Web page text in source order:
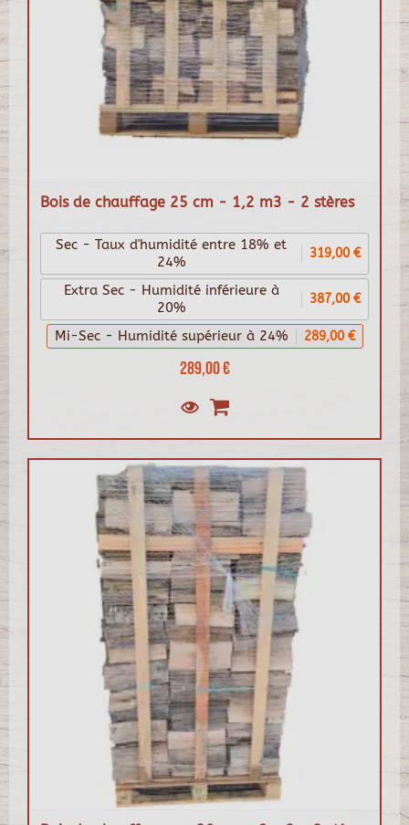
Bois de chauffage 25 cm - 1,2 m3 - 2 stères
289,00 €
Sec - Taux d'humidité entre 18% et
24%
319,00 €
Extra Sec - Humidité inférieure à
20%
387,00 €
Mi-Sec - Humidité supérieur à 24% 289,00 €